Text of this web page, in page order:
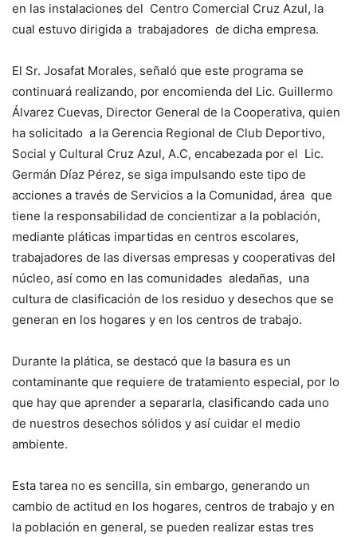
en las instalaciones del Centro Comercial Cruz Azul, la
cual estuvo dirigida a trabajadores de dicha empresa.
El Sr. Josafat Morales, señaló que este programa se
continuará realizando, por encomienda del Lic. Guillermo
Álvarez Cuevas, Director General de la Cooperativa, quien
ha solicitado a la Gerencia Regional de Club Deportivo,
Social y Cultural Cruz Azul, A.C, encabezada por el Lic.
Germán Díaz Pérez, se siga impulsando este tipo de
acciones a través de Servicios a la Comunidad, área que
tiene la responsabilidad de concientizar a la población,
mediante pláticas impartidas en centros escolares,
trabajadores de las diversas empresas y cooperativas del
núcleo, así como en las comunidades aledañas, una
cultura de clasificación de los residuo y desechos que se
generan en los hogares y en los centros de trabajo.
Durante la plática, se destacó que la basura es un
contaminante que requiere de tratamiento especial, por lo
que hay que aprender a separarla, clasificando cada uno
de nuestros desechos sólidos y así cuidar el medio
ambiente.
Esta tarea no es sencilla, sin embargo, generando un
cambio de actitud en los hogares, centros de trabajo y en
la población en general, se pueden realizar estas tres